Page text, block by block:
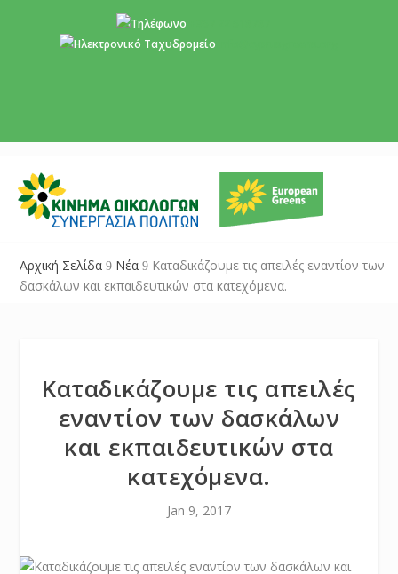
Αρχική Σελίδα 9 Νέα 9 Καταδικάζουμε τις απειλές εναντίον των
δασκάλων και εκπαιδευτικών στα κατεχόμενα.
Καταδικάζουμε τις απειλές
εναντίον των δασκάλων
και εκπαιδευτικών στα
κατεχόμενα.
Jan 9, 2017